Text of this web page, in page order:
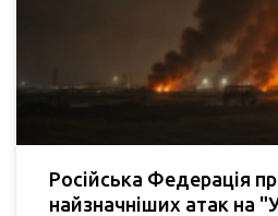
Російська Федерація
найзначніших атак на